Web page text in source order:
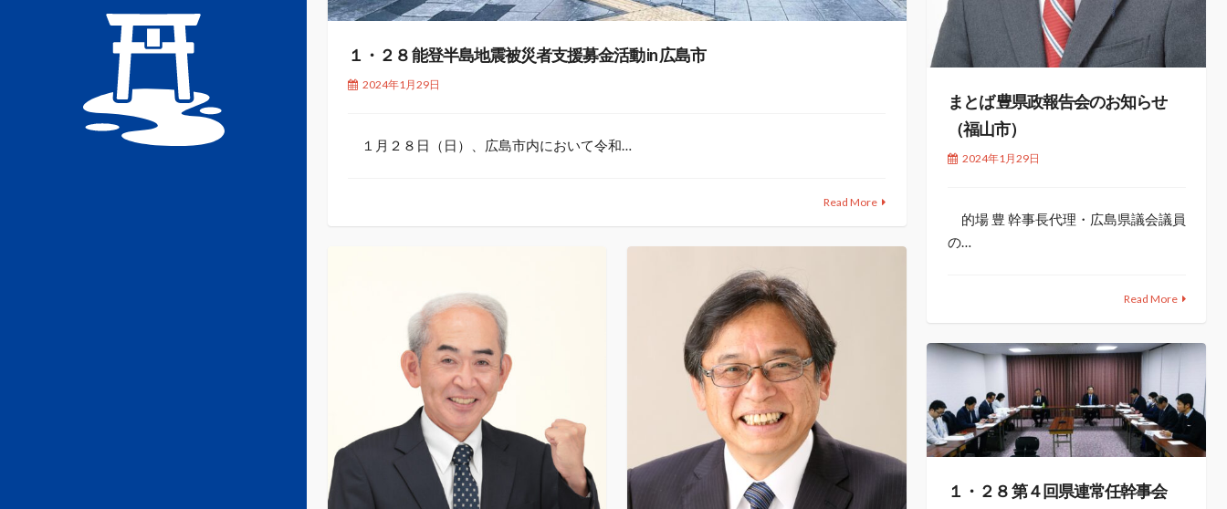
１・２８ 能登半島地震被災者支援募金活動 in 広島市
2024年1月29日
１月２８日（日）、広島市内において令和…
Read More
まとば 豊県政報告会のお知らせ
（福山市）
2024年1月29日
的場 豊 幹事長代理・広島県議会議員
の…
Read More
１・２８ 第４回県連常任幹事会